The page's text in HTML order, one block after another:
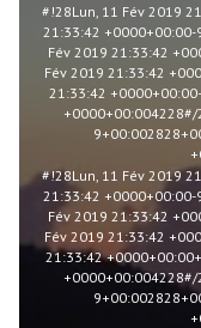
#!28Lun, 11 Fév 2019
21:33:42
Fév 2019 21:33:42
Fév 2019 21:33:42
21:33:42
+0000+00:004228#/
#!28Lun, 11 Fév 2019
21:33:42
Fév 2019 21:33:42
Fév 2019 21:33:42
21:33:42
+0000+00:004228#/